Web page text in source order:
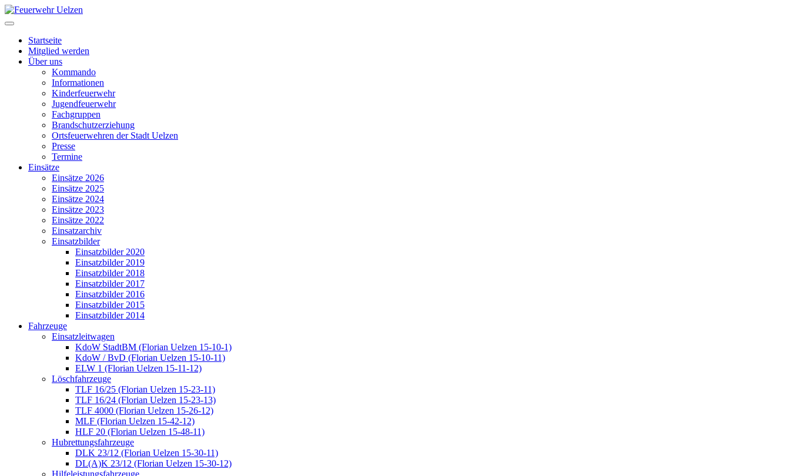
Startseite
Mitglied werden
Über uns
Kommando
Informationen
Kinderfeuerwehr
Jugendfeuerwehr
Fachgruppen
Brandschutzerziehung
Ortsfeuerwehren der Stadt Uelzen
Presse
Termine
Einsätze
Einsätze 2026
Einsätze 2025
Einsätze 2024
Einsätze 2023
Einsätze 2022
Einsatzarchiv
Einsatzbilder
Einsatzbilder 2020
Einsatzbilder 2019
Einsatzbilder 2018
Einsatzbilder 2017
Einsatzbilder 2016
Einsatzbilder 2015
Einsatzbilder 2014
Fahrzeuge
Einsatzleitwagen
KdoW StadtBM (Florian Uelzen 15-10-1)
KdoW / BvD (Florian Uelzen 15-10-11)
ELW 1 (Florian Uelzen 15-11-12)
Löschfahrzeuge
TLF 16/25 (Florian Uelzen 15-23-11)
TLF 16/24 (Florian Uelzen 15-23-13)
TLF 4000 (Florian Uelzen 15-26-12)
MLF (Florian Uelzen 15-42-12)
HLF 20 (Florian Uelzen 15-48-11)
Hubrettungsfahrzeuge
DLK 23/12 (Florian Uelzen 15-30-11)
DL(A)K 23/12 (Florian Uelzen 15-30-12)
Hilfeleistungsfahrzeuge